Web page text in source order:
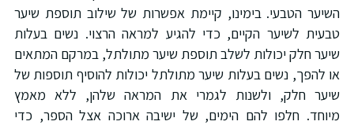
הטבעי. בימינו, קיימת אפשרות של שילוב תוספת שיער
לשיער הקיים, כדי להגיע למראה הרצוי. נשים בעלות
חלק יכולות לשלב תוספת שיער מתולתל, במרקם המתאים
להפך, נשים בעלות שיער מתולתל יכולות להוסיף תוספות של
חלק, ולשנות לגמרי את המראה שלהן, ללא מאמץ
חלפו להם הימים, של ישיבה ארוכה אצל הספר, כדי